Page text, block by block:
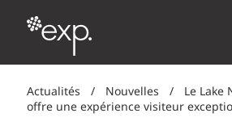
Actualités / Nouvelles /
Le Lake
offre une expérience visiteur